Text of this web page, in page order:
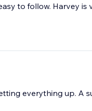
to follow. Harvey is
everything up. A